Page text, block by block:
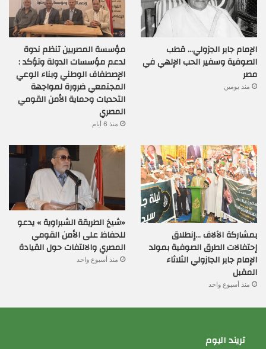
الإمام جابر الجزولي… قطب
الصوفية وسفير الحب الإلهي في
مصر
منذ يومين
مؤسسة المصريين تنظم ندوة
لدعم مؤسسات الدولة وتؤكد :
الإصطفاف الوطني وبناء الوعي
المجتمعي ضرورة لمواجهة
التحديات وحماية الأمن القومي
المصري
منذ 6 أيام
بمشاركة الآلاف …إنطلاق
إحتفالات الطرق الصوفية بمولد
الإمام جابر الجازولي الثلاثاء
المقبل
منذ أسبوع واحد
«شيخ الطريقة الشبراوية » يدعو
للحفاظ على الأمن القومي
المصري والالتفات حول القيادة
منذ أسبوع واحد
تريند اليوم